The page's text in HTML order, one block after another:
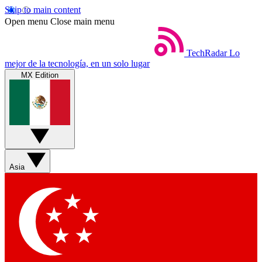
Skip to main content
Open menu Close main menu
TechRadar Lo
mejor de la tecnología, en un solo lugar
MX Edition
Asia